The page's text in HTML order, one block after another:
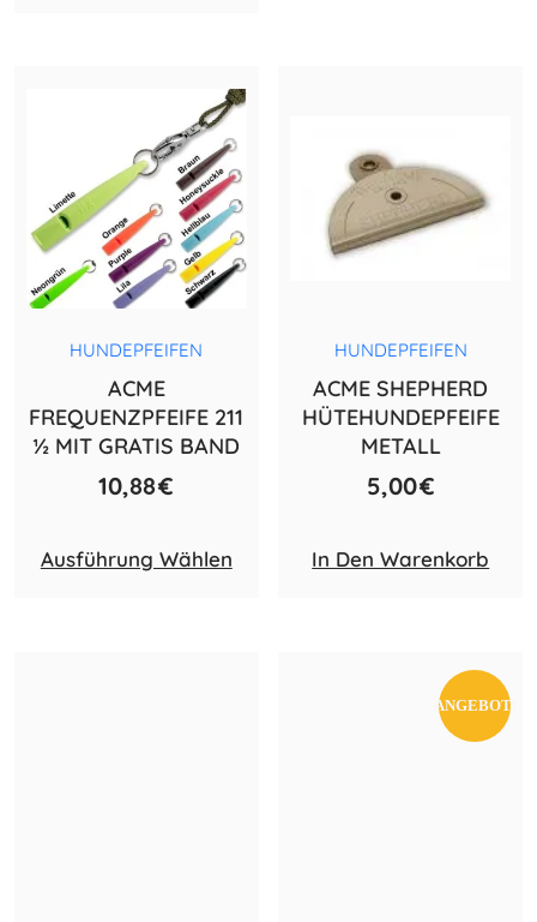
HUNDEPFEIFEN
ACME
FREQUENZPFEIFE 211
½ MIT GRATIS BAND
10,88€
Ausführung Wählen
HUNDEPFEIFEN
ACME SHEPHERD
HÜTEHUNDEPFEIFE
METALL
5,00€
In Den Warenkorb
ANGEBOT!